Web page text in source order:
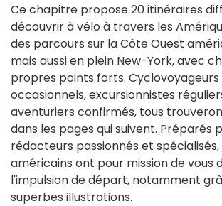
Ce chapitre propose 20 itinéraires
découvrir à vélo à travers les
des parcours sur la Côte Ouest
mais aussi en plein New-York, avec
propres points forts.
occasionnels, excursionnistes
aventuriers confirmés, tous
dans les pages qui suivent. Préparés
rédacteurs passionnés et
américains ont pour mission de vous
l'impulsion de départ, notamment
superbes illustrations.